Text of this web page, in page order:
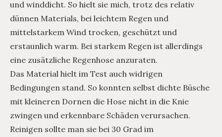
und winddicht. So hielt sie mich, trotz des relativ
dünnen Materials, bei leichtem Regen und
mittelstarkem Wind trocken, geschützt und
erstaunlich warm. Bei starkem Regen ist allerdings
eine zusätzliche Regenhose anzuraten.
Das Material hielt im Test auch widrigen
Bedingungen stand. So konnten selbst dichte Büsche
mit kleineren Dornen die Hose nicht in die Knie
zwingen und erkennbare Schäden verursachen.
Reinigen sollte man sie bei 30 Grad im